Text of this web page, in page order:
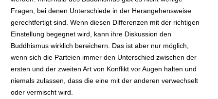
Fragen, bei denen Unterschiede in der Herangehensweise
gerechtfertigt sind. Wenn diesen Differenzen mit der richtigen
Einstellung begegnet wird, kann ihre Diskussion den
Buddhismus wirklich bereichern. Das ist aber nur möglich,
wenn sich die Parteien immer den Unterschied zwischen der
ersten und der zweiten Art von Konflikt vor Augen halten und
niemals zulassen, dass die eine mit der anderen verwechselt
oder vermischt wird.